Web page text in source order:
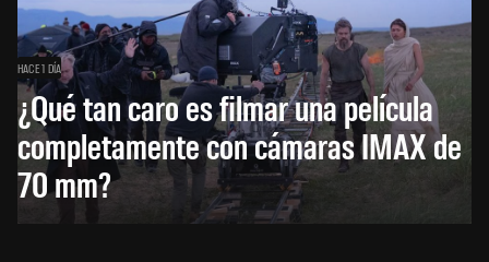
HACE 1 DÍA
¿Qué tan caro es filmar una película
completamente con cámaras IMAX de
70 mm?